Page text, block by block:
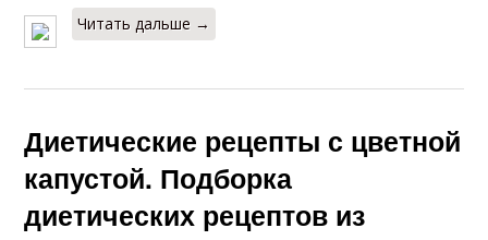
Читать дальше →
Диетические рецепты с цветной
капустой. Подборка
диетических рецептов из